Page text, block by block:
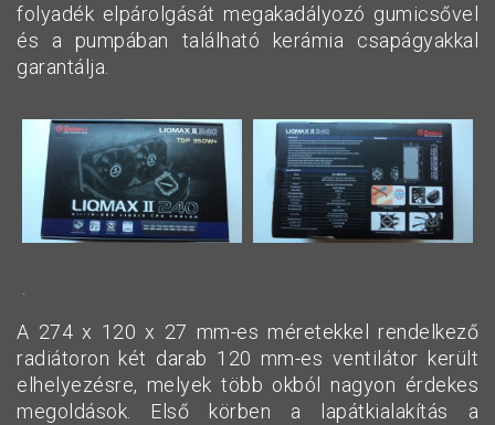
folyadék elpárolgását megakadályozó gumicsővel
és a pumpában található kerámia csapágyakkal
garantálja.
A 274 x 120 x 27 mm-es méretekkel rendelkező
radiátoron két darab 120 mm-es ventilátor került
elhelyezésre, melyek több okból nagyon érdekes
megoldások. Első körben a lapátkialakítás a